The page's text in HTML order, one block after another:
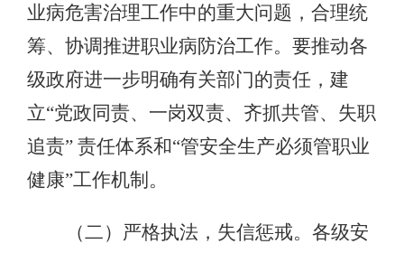
业病危害治理工作中的重大问题，合理统
筹、协调推进职业病防治工作。要推动各
级政府进一步明确有关部门的责任，建
立“党政同责、一岗双责、齐抓共管、失职
追责” 责任体系和“管安全生产必须管职业
健康”工作机制。
（二）严格执法，失信惩戒。各级安